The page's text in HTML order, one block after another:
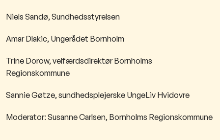
Niels Sandø, Sundhedsstyrelsen
Amar Dlakic, Ungerådet Bornholm
Trine Dorow, velfærdsdirektør Bornholms
Regionskommune
Sannie Gøtze, sundhedsplejerske UngeLiv Hvidovre
Moderator: Susanne Carlsen, Bornholms Regionskommune